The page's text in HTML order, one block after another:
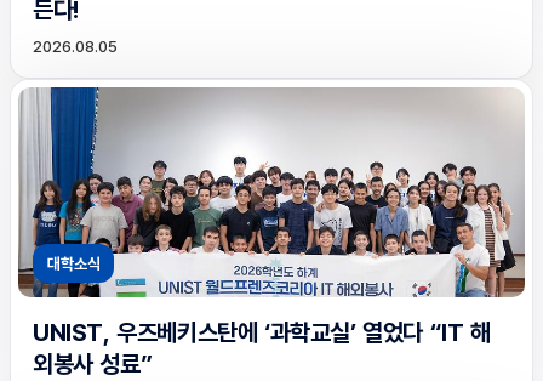
든다!
2026.08.05
대학소식
UNIST, 우즈베키스탄에 ‘과학교실’ 열었다 “IT 해
외봉사 성료”